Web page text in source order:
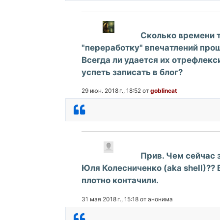
Сколько времени
"переработку" впечатлений
Всегда ли удается их
успеть записать в блог?
29 июн. 2018 г., 18:52 от goblincat
1565 просмотров
Прив. Чем сейчас
Юля Колесниченко (aka shell)??
плотно контачили.
31 мая 2018 г., 15:18 от анонима
1673 просмотра